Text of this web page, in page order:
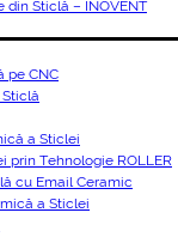
din Sticlă – INOVENT
pe CNC
a Sticlei
prin Tehnologie ROLLER
cu Email Ceramic
a Sticlei